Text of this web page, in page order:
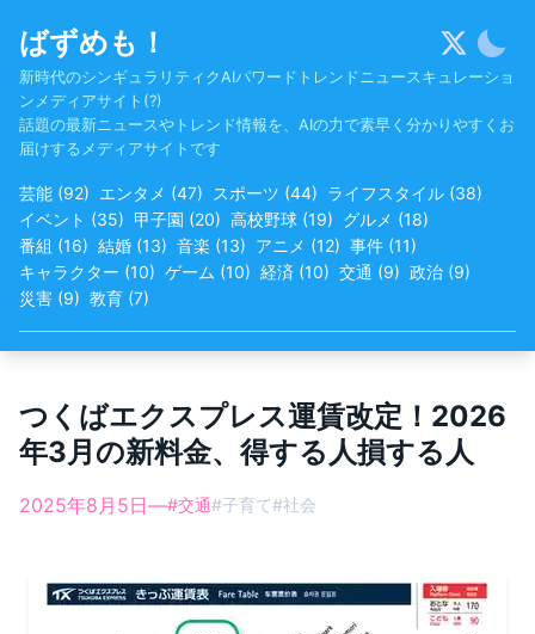
content
ばずめも！
新時代のシンギュラリティクAIパワードトレンドニュースキュレーショ
ンメディアサイト(?)
話題の最新ニュースやトレンド情報を、AIの力で素早く分かりやすくお
届けするメディアサイトです
芸能 (92) エンタメ (47) スポーツ (44) ライフスタイル (38)
イベント (35) 甲子園 (20) 高校野球 (19) グルメ (18)
番組 (16) 結婚 (13) 音楽 (13) アニメ (12) 事件 (11)
キャラクター (10) ゲーム (10) 経済 (10) 交通 (9) 政治 (9)
災害 (9) 教育 (7)
つくばエクスプレス運賃改定！2026
年3月の新料金、得する人損する人
2025年8月5日—#交通#子育て#社会